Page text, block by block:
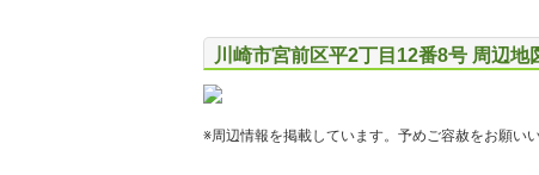
川崎市宮前区平2丁目12番8号 周辺地
※周辺情報を掲載しています。予めご容赦をお願いい